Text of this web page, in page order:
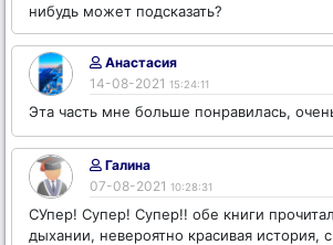
нибудь может подсказать?
Анастасия
14-08-2021 15:24:11
Эта часть мне больше понравилась,
Галина
07-08-2021 10:28:31
СУпер! Супер! Супер!! обе книги
дыхании, невероятно красивая история,